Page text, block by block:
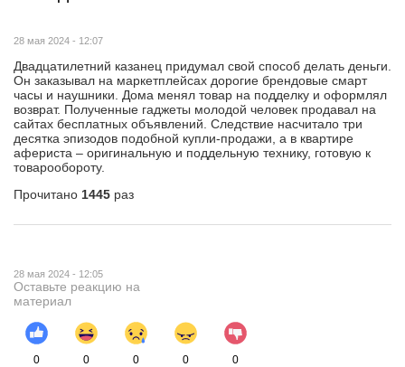
28 мая 2024 - 12:07
Двадцатилетний казанец придумал свой способ делать деньги.
Он заказывал на маркетплейсах дорогие брендовые смарт
часы и наушники. Дома менял товар на подделку и оформлял
возврат. Полученные гаджеты молодой человек продавал на
сайтах бесплатных объявлений. Следствие насчитало три
десятка эпизодов подобной купли-продажи, а в квартире
афериста – оригинальную и поддельную технику, готовую к
товарообороту.
Прочитано 1445 раз
28 мая 2024 - 12:05
Оставьте реакцию на
материал
0 0 0 0 0